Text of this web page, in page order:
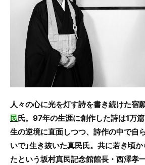
人々の心に光を灯す詩を書き続けた宿
民氏。97年の生涯に創作した詩は1万
生の逆境に直面しつつ、詩作の中で自
いで」生き抜いた真民氏。共に若き頃
たという坂村真民記念館館長・西澤孝